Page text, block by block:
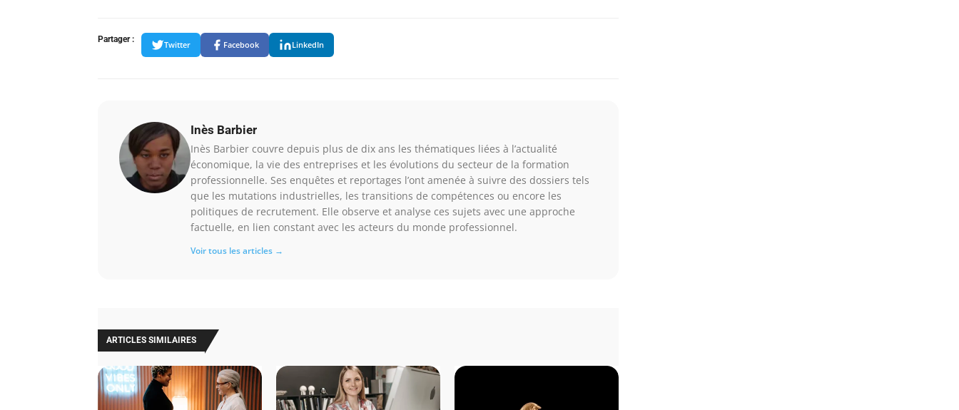
Partager :
Twitter Facebook LinkedIn
Inès Barbier
Inès Barbier couvre depuis plus de dix ans les thématiques liées à l’actualité
économique, la vie des entreprises et les évolutions du secteur de la formation
professionnelle. Ses enquêtes et reportages l’ont amenée à suivre des dossiers tels
que les mutations industrielles, les transitions de compétences ou encore les
politiques de recrutement. Elle observe et analyse ces sujets avec une approche
factuelle, en lien constant avec les acteurs du monde professionnel.
Voir tous les articles →
ARTICLES SIMILAIRES